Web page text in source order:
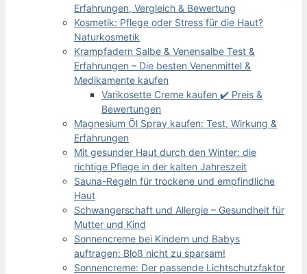
Erfahrungen, Vergleich & Bewertung
Kosmetik: Pflege oder Stress für die Haut?
Naturkosmetik
Krampfadern Salbe & Venensalbe Test &
Erfahrungen – Die besten Venenmittel &
Medikamente kaufen
Varikosette Creme kaufen ✔️ Preis &
Bewertungen
Magnesium Öl Spray kaufen: Test, Wirkung &
Erfahrungen
Mit gesunder Haut durch den Winter: die
richtige Pflege in der kalten Jahreszeit
Sauna-Regeln für trockene und empfindliche
Haut
Schwangerschaft und Allergie – Gesundheit für
Mutter und Kind
Sonnencreme bei Kindern und Babys
auftragen: Bloß nicht zu sparsam!
Sonnencreme: Der passende Lichtschutzfaktor